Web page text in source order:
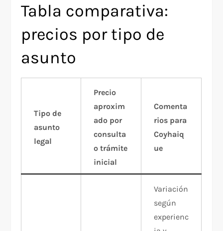
Tabla comparativa:
precios por tipo de
asunto
Tipo de
asunto
legal
Precio
aproxim
ado por
consulta
o trámite
inicial
Comenta
rios para
Coyhaiq
ue
Variación
según
experienc